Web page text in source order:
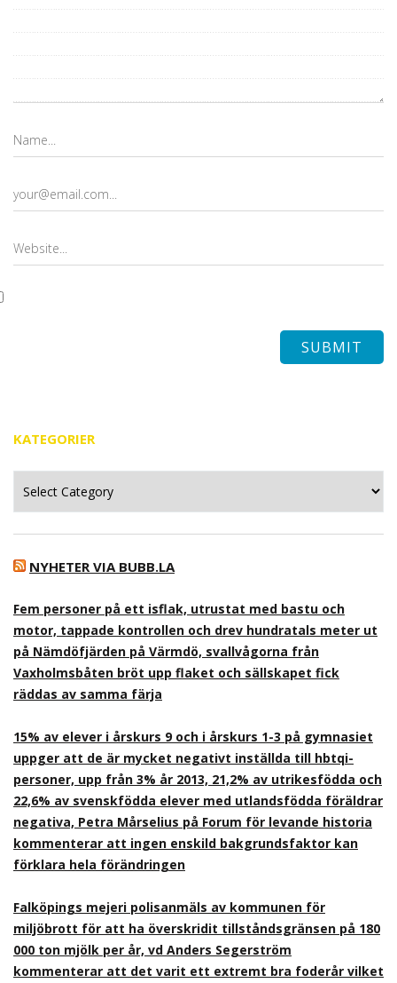
KATEGORIER
NYHETER VIA BUBB.LA
Fem personer på ett isflak, utrustat med bastu och
motor, tappade kontrollen och drev hundratals meter ut
på Nämdöfjärden på Värmdö, svallvågorna från
Vaxholmsbåten bröt upp flaket och sällskapet fick
räddas av samma färja
15% av elever i årskurs 9 och i årskurs 1-3 på gymnasiet
uppger att de är mycket negativt inställda till hbtqi-
personer, upp från 3% år 2013, 21,2% av utrikesfödda och
22,6% av svenskfödda elever med utlandsfödda föräldrar
negativa, Petra Mårselius på Forum för levande historia
kommenterar att ingen enskild bakgrundsfaktor kan
förklara hela förändringen
Falköpings mejeri polisanmäls av kommunen för
miljöbrott för att ha överskridit tillståndsgränsen på 180
000 ton mjölk per år, vd Anders Segerström
kommenterar att det varit ett extremt bra foderår vilket